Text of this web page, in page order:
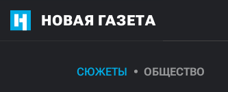
НОВАЯ ГАЗЕТА
СЮЖЕТЫ ОБЩЕСТВО